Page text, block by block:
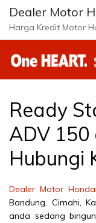
Langsung
konten
Dealer Motor
Harga Kredit Motor
Ready
ADV 150
Hubungi
Dealer Motor
Bandung, Cimahi,
anda sedang